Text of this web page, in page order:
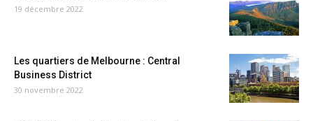
19 décembre 2022
Les quartiers de Melbourne : Central
Business District
30 novembre 2022